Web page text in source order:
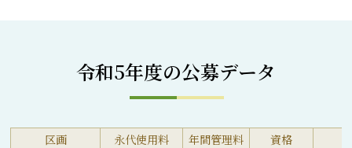
令和5年度の公募データ
区画 永代使用料 年間管理料 資格